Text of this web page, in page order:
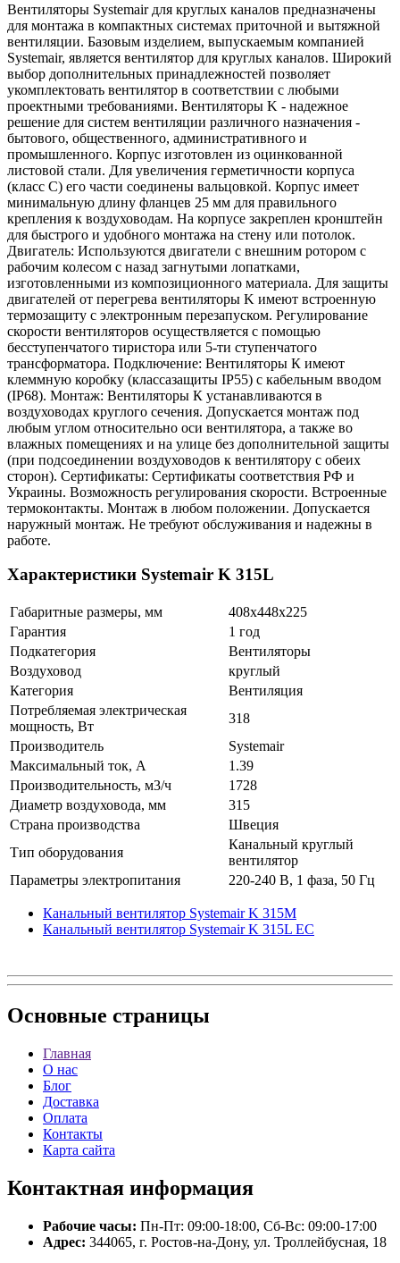
Вентиляторы Systemair для круглых каналов предназначены
для монтажа в компактных системах приточной и вытяжной
вентиляции. Базовым изделием, выпускаемым компанией
Systemair, является вентилятор для круглых каналов. Широкий
выбор дополнительных принадлежностей позволяет
укомплектовать вентилятор в соответствии с любыми
проектными требованиями. Вентиляторы K - надежное
решение для систем вентиляции различного назначения -
бытового, общественного, административного и
промышленного. Корпус изготовлен из оцинкованной
листовой стали. Для увеличения герметичности корпуса
(класс С) его части соединены вальцовкой. Корпус имеет
минимальную длину фланцев 25 мм для правильного
крепления к воздуховодам. На корпусе закреплен кронштейн
для быстрого и удобного монтажа на стену или потолок.
Двигатель: Используются двигатели с внешним ротором с
рабочим колесом с назад загнутыми лопатками,
изготовленными из композиционного материала. Для защиты
двигателей от перегрева вентиляторы K имеют встроенную
термозащиту с электронным перезапуском. Регулирование
скорости вентиляторов осуществляется с помощью
бесступенчатого тиристора или 5-ти ступенчатого
трансформатора. Подключение: Вентиляторы К имеют
клеммную коробку (классазащиты IP55) с кабельным вводом
(IP68). Монтаж: Вентиляторы К устанавливаются в
воздуховодах круглого сечения. Допускается монтаж под
любым углом относительно оси вентилятора, а также во
влажных помещениях и на улице без дополнительной защиты
(при подсоединении воздуховодов к вентилятору с обеих
сторон). Сертификаты: Сертификаты соответствия РФ и
Украины. Возможность регулирования скорости. Встроенные
термоконтакты. Монтаж в любом положении. Допускается
наружный монтаж. Не требуют обслуживания и надежны в
работе.
Характеристики Systemair K 315L
Габаритные размеры, мм
408x448x225
Гарантия
1 год
Подкатегория
Вентиляторы
Воздуховод
круглый
Категория
Вентиляция
Потребляемая электрическая
мощность, Вт
318
Производитель
Systemair
Максимальный ток, А
1.39
Производительность, м3/ч
1728
Диаметр воздуховода, мм
315
Страна производства
Швеция
Тип оборудования
Канальный круглый
вентилятор
Параметры электропитания
220-240 В, 1 фаза, 50 Гц
Канальный вентилятор Systemair K 315M
Канальный вентилятор Systemair K 315L EC
Основные страницы
Главная
О нас
Блог
Доставка
Оплата
Контакты
Карта сайта
Контактная информация
Рабочие часы: Пн-Пт: 09:00-18:00, Сб-Вс: 09:00-17:00
Адрес: 344065, г. Ростов-на-Дону, ул. Троллейбусная, 18